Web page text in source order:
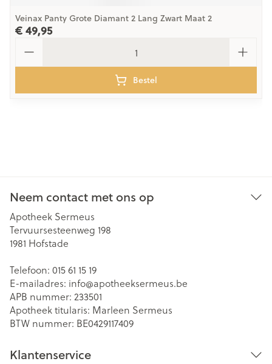
Veinax Panty Grote Diamant 2 Lang Zwart Maat 2
€ 49,95
Bestel
Neem contact met ons op
Apotheek Sermeus
Tervuursesteenweg 198
1981 Hofstade
Telefoon: 015 61 15 19
E-mailadres: info@apotheeksermeus.be
APB nummer: 233501
Apotheek titularis: Marleen Sermeus
BTW nummer: BE0429117409
Klantenservice